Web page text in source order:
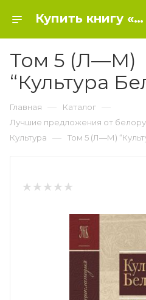
Купить книгу «Том 5 (Л—М) “Культура Беларусі”» 2014, - Культура
Том 5 (Л—М)
“Культура
Главная — Каталог —
Лучшие предложения от
Культура — Том 5 (Л—М)